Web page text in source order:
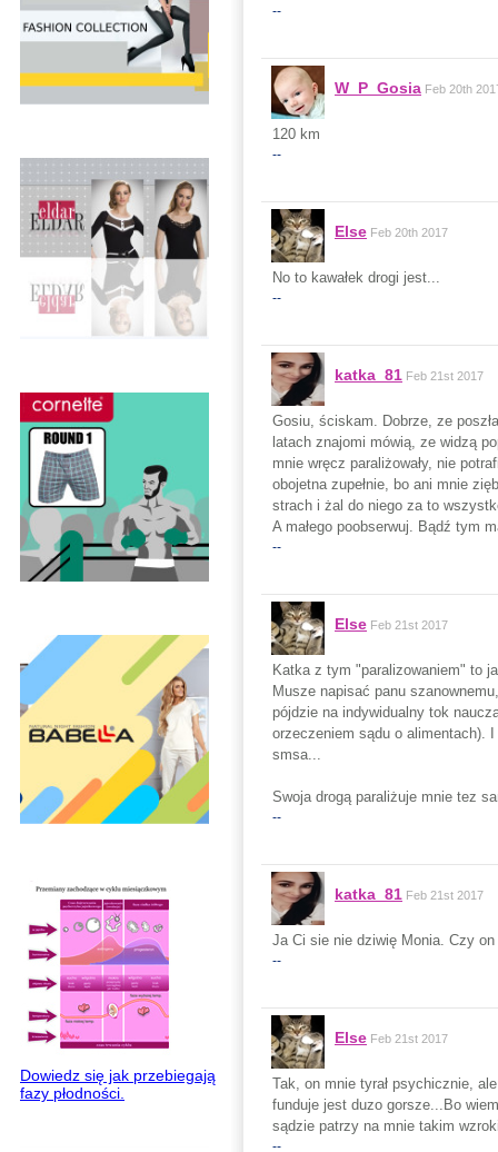
Dowiedz się jak przebiegają
fazy płodności.
--
W_P_Gosia Feb 20th
120 km
--
Else Feb 20th 2017
No to kawałek drogi jest...
--
katka_81 Feb 21st 2017
Gosiu, ściskam. Dobrze, ze
latach znajomi mówią, ze widzą
mnie wręcz paraliżowały, nie
obojetna zupełnie, bo ani mnie
strach i żal do niego za to
A małego poobserwuj. Bądź tym
--
Else Feb 21st 2017
Katka z tym "paralizowaniem" to
Musze napisać panu
pójdzie na indywidualny tok
orzeczeniem sądu o alimentach).
smsa...
Swoja drogą paraliżuje mnie tez
--
katka_81 Feb 21st 2017
Ja Ci sie nie dziwię Monia. Czy
--
Else Feb 21st 2017
Tak, on mnie tyrał psychicznie,
funduje jest duzo gorsze...Bo
sądzie patrzy na mnie takim
--